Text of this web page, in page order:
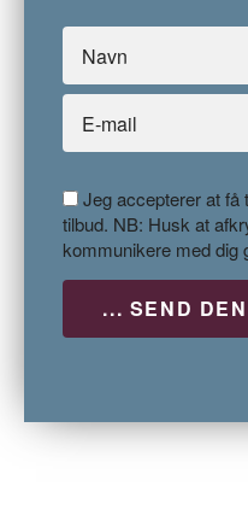
Jeg accepterer at få
tilbud. NB: Husk at
kommunikere med dig